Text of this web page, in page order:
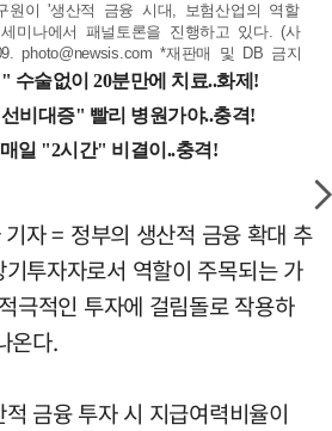
원이 '생산적 금융 시대, 보험산업의 역할
미나에서 패널토론을 진행하고 있다. (사
photo@newsis.com *재판매 및 DB 금지
자 = 정부의 생산적 금융 확대 추
투자자로서 역할이 주목되는 가
극적인 투자에 걸림돌로 작용하
온다.
금융 투자 시 지급여력비율이